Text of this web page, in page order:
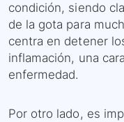
condición, siendo
de la gota para
centra en detener
inflamación, una
enfermedad.
Por otro lado, es